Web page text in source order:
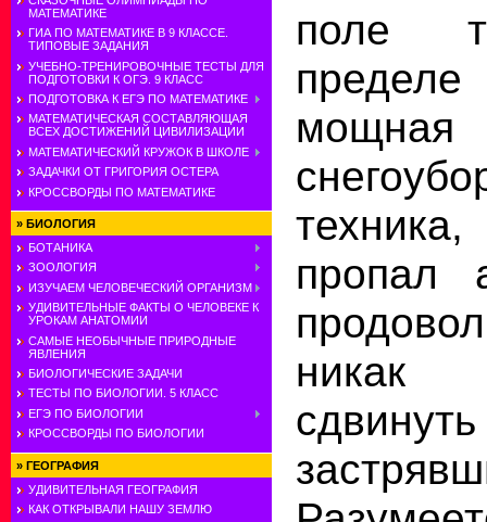
МАТЕМАТИКЕ
ГИА ПО МАТЕМАТИКЕ В 9 КЛАССЕ.
ТИПОВЫЕ ЗАДАНИЯ
УЧЕБНО-ТРЕНИРОВОЧНЫЕ ТЕСТЫ ДЛЯ
ПОДГОТОВКИ К ОГЭ. 9 КЛАСС
ПОДГОТОВКА К ЕГЭ ПО МАТЕМАТИКЕ
МАТЕМАТИЧЕСКАЯ СОСТАВЛЯЮЩАЯ
ВСЕХ ДОСТИЖЕНИЙ ЦИВИЛИЗАЦИИ
МАТЕМАТИЧЕСКИЙ КРУЖОК В ШКОЛЕ
ЗАДАЧКИ ОТ ГРИГОРИЯ ОСТЕРА
КРОССВОРДЫ ПО МАТЕМАТИКЕ
» БИОЛОГИЯ
БОТАНИКА
ЗООЛОГИЯ
ИЗУЧАЕМ ЧЕЛОВЕЧЕСКИЙ ОРГАНИЗМ
УДИВИТЕЛЬНЫЕ ФАКТЫ О ЧЕЛОВЕКЕ К
УРОКАМ АНАТОМИИ
САМЫЕ НЕОБЫЧНЫЕ ПРИРОДНЫЕ
ЯВЛЕНИЯ
БИОЛОГИЧЕСКИЕ ЗАДАЧИ
ТЕСТЫ ПО БИОЛОГИИ. 5 КЛАСС
ЕГЭ ПО БИОЛОГИИ
КРОССВОРДЫ ПО БИОЛОГИИ
» ГЕОГРАФИЯ
УДИВИТЕЛЬНАЯ ГЕОГРАФИЯ
КАК ОТКРЫВАЛИ НАШУ ЗЕМЛЮ
поле
мощная
пропал
никак